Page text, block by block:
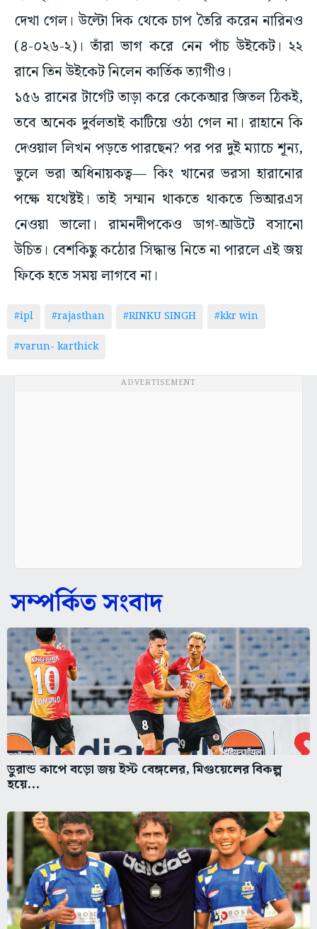
দেখা গেল। উল্টো দিক থেকে চাপ তৈরি করেন নারিনও
(৪-০২৬-২)। তাঁরা ভাগ করে নেন পাঁচ উইকেট। ২২
রানে তিন উইকেট নিলেন কার্তিক ত্যাগীও।
১৫৬ রানের টার্গেট তাড়া করে কেকেআর জিতল ঠিকই,
তবে অনেক দুর্বলতাই কাটিয়ে ওঠা গেল না। রাহানে কি
দেওয়াল লিখন পড়তে পারছেন? পর পর দুই ম্যাচে শূন্য,
ভুলে ভরা অধিনায়কত্ব— কিং খানের ভরসা হারানোর
পক্ষে যথেষ্টই। তাই সম্মান থাকতে থাকতে ভিআরএস
নেওয়া ভালো। রামনদীপকেও ডাগ-আউটে বসানো
উচিত। বেশকিছু কঠোর সিদ্ধান্ত নিতে না পারলে এই জয়
ফিকে হতে সময় লাগবে না।
#ipl #rajasthan #RINKU SINGH
#kkr win
#varun- karthick
ADVERTISEMENT
সম্পর্কিত সংবাদ
ডুরান্ড কাপে বড়ো জয় ইস্ট বেঙ্গলের, মিগুয়েলের বিকল্প
হয়ে...